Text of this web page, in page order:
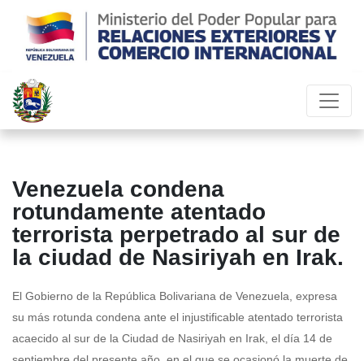
Venezuela condena
rotundamente atentado
terrorista perpetrado al sur de
la ciudad de Nasiriyah en Irak.
El Gobierno de la República Bolivariana de Venezuela, expresa
su más rotunda condena ante el injustificable atentado terrorista
acaecido al sur de la Ciudad de Nasiriyah en Irak, el día 14 de